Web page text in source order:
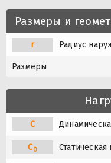
Размеры и
r Радиус
Размеры
C
C0